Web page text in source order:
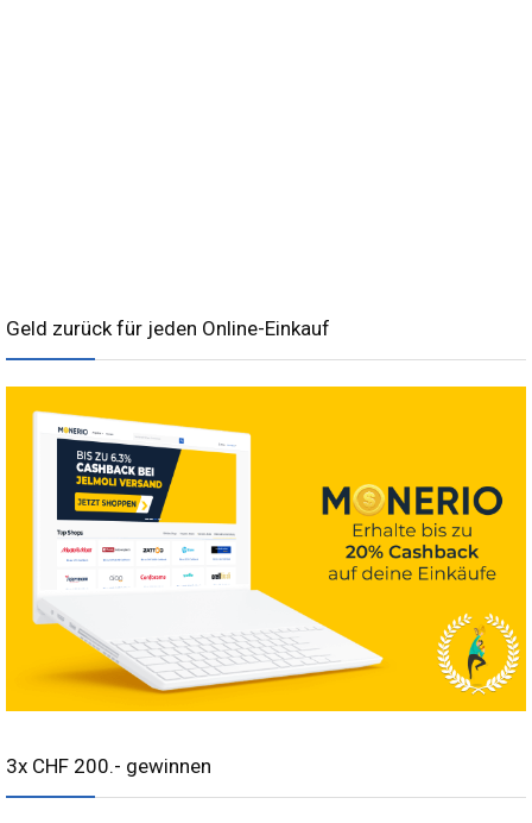
Geld zurück für jeden Online-Einkauf
3x CHF 200.- gewinnen